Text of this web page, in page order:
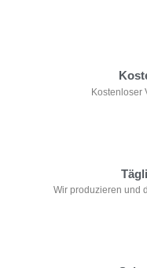
Kostenloser
Wir produzieren und